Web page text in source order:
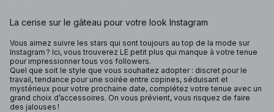
La cerise sur le gâteau pour votre look Instagram
Vous aimez suivre les stars qui sont toujours au top de la mode sur
Instagram ? Ici, vous trouverez LE petit plus qui manque à votre tenue
pour impressionner tous vos followers.
Quel que soit le style que vous souhaitez adopter : discret pour le
travail, tendance pour une soirée entre copines, séduisant et
mystérieux pour votre prochaine date, complétez votre tenue avec un
grand choix d’accessoires. On vous prévient, vous risquez de faire
des jalouses !